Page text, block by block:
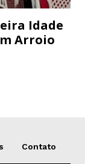
Idade
Arroio
Contato